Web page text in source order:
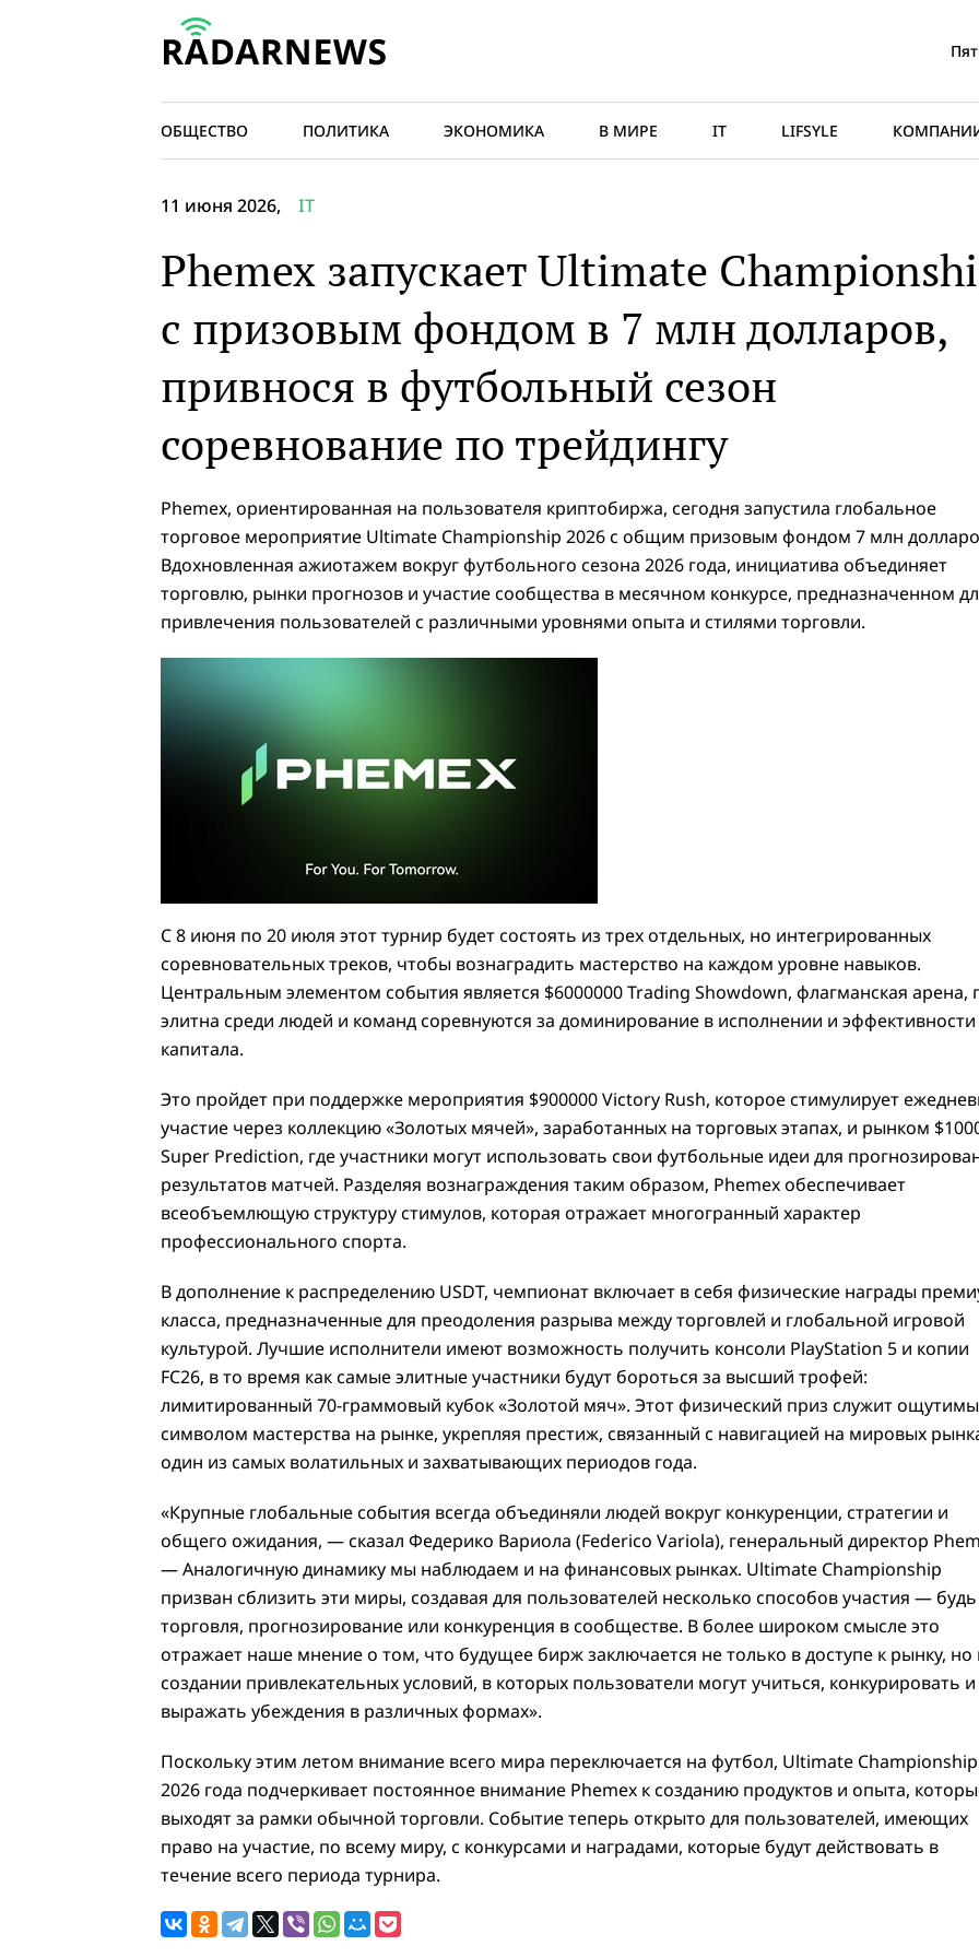
ОБЩЕСТВО ПОЛИТИКА ЭКОНОМИКА В МИРЕ IT LIFSYLE
11 июня 2026, IT
Phemex запускает Ultimate
с призовым фондом в 7 млн долларов,
привнося в футбольный сезон
соревнование по трейдингу
Phemex, ориентированная на пользователя криптобиржа, сегодня запустила глобальное
торговое мероприятие Ultimate Championship 2026 с общим призовым фондом 7 млн
Вдохновленная ажиотажем вокруг футбольного сезона 2026 года, инициатива объединяет
торговлю, рынки прогнозов и участие сообщества в месячном конкурсе, предназначенном
привлечения пользователей с различными уровнями опыта и стилями торговли.
С 8 июня по 20 июля этот турнир будет состоять из трех отдельных, но интегрированных
соревновательных треков, чтобы вознаградить мастерство на каждом уровне навыков.
Центральным элементом события является $6000000 Trading Showdown, флагманская арена,
элитна среди людей и команд соревнуются за доминирование в исполнении и эффективности
капитала.
Это пройдет при поддержке мероприятия $900000 Victory Rush, которое стимулирует
участие через коллекцию «Золотых мячей», заработанных на торговых этапах, и рынком
Super Prediction, где участники могут использовать свои футбольные идеи для
результатов матчей. Разделяя вознаграждения таким образом, Phemex обеспечивает
всеобъемлющую структуру стимулов, которая отражает многогранный характер
профессионального спорта.
В дополнение к распределению USDT, чемпионат включает в себя физические награды
класса, предназначенные для преодоления разрыва между торговлей и глобальной игровой
культурой. Лучшие исполнители имеют возможность получить консоли PlayStation 5 и копии
FC26, в то время как самые элитные участники будут бороться за высший трофей:
лимитированный 70-граммовый кубок «Золотой мяч». Этот физический приз служит
символом мастерства на рынке, укрепляя престиж, связанный с навигацией на мировых
один из самых волатильных и захватывающих периодов года.
«Крупные глобальные события всегда объединяли людей вокруг конкуренции, стратегии и
общего ожидания, — сказал Федерико Вариола (Federico Variola), генеральный директор
— Аналогичную динамику мы наблюдаем и на финансовых рынках. Ultimate Championship
призван сблизить эти миры, создавая для пользователей несколько способов участия —
торговля, прогнозирование или конкуренция в сообществе. В более широком смысле это
отражает наше мнение о том, что будущее бирж заключается не только в доступе к рынку, но
создании привлекательных условий, в которых пользователи могут учиться, конкурировать и
выражать убеждения в различных формах».
Поскольку этим летом внимание всего мира переключается на футбол, Ultimate Championship
2026 года подчеркивает постоянное внимание Phemex к созданию продуктов и опыта,
выходят за рамки обычной торговли. Событие теперь открыто для пользователей, имеющих
право на участие, по всему миру, с конкурсами и наградами, которые будут действовать в
течение всего периода турнира.